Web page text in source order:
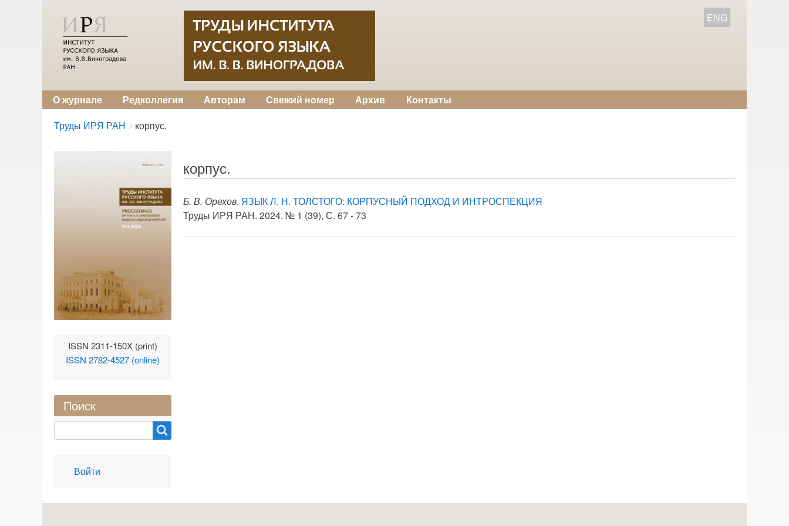
ENG
О журнале Редколлегия Авторам Свежий номер Архив Контакты
Breadcrumbs
You
Труды ИРЯ РАН корпус.
корпус.
Б. В. Орехов. ЯЗЫК Л. Н. ТОЛСТОГО: КОРПУСНЫЙ ПОДХОД И ИНТРОСПЕКЦИЯ
Труды ИРЯ РАН. 2024. № 1 (39), С. 67 - 73
ISSN 2311-150X (print)
ISSN 2782-4527 (online)
Поиск
User
account
Войти